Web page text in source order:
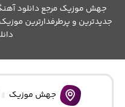
جهش موزیک مرجع دانلود آهنگ
جدیدترین و پرطرفدارترین
جهش موزیک